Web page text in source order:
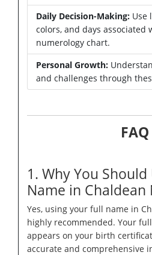
Daily Decision-Making: Use
colors, and days associated
numerology chart.
Personal Growth:
and challenges through
FAQ
1. Why You Should
Name in
Yes, using your full name in
highly recommended. Your
appears on your birth
accurate and comprehensive